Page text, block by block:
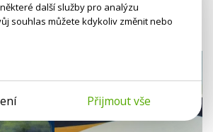
Jan Benda
Jitka Cholastová
další služby pro analýzu
souhlas můžete kdykoliv změnit nebo
Přijmout vše